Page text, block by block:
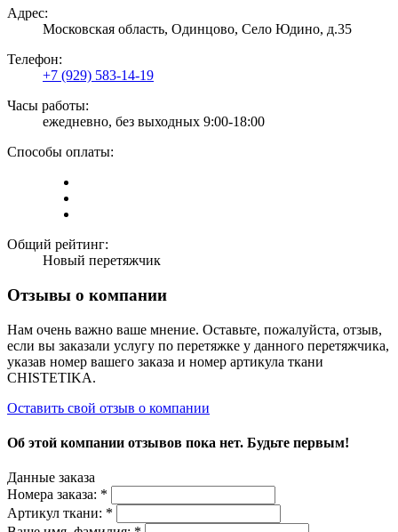
Адрес:
Московская область, Одинцово, Село Юдино, д.35
Телефон:
+7 (929) 583-14-19
Часы работы:
ежедневно, без выходных 9:00-18:00
Способы оплаты:
Общий рейтинг:
Новый перетяжчик
Отзывы о компании
Нам очень важно ваше мнение. Оставьте, пожалуйста, отзыв,
если вы заказали услугу по перетяжке у данного перетяжчика,
указав номер вашего заказа и номер артикула ткани
CHISTETIKA.
Оставить свой отзыв о компании
Об этой компании отзывов пока нет. Будьте первым!
Данные заказа
Номера заказа: *
Артикул ткани: *